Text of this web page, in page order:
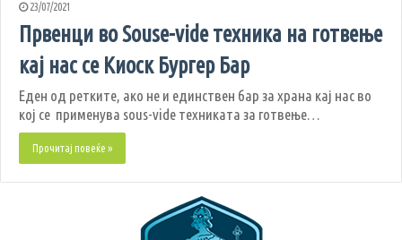
23/07/2021
Првенци во Souse-vide техника на готвење
кај нас се Киоск Бургер Бар
Еден од ретките, ако не и единствен бар за храна кај нас во
кој се применува sous-vide техниката за готвење…
Прочитај повеќе »